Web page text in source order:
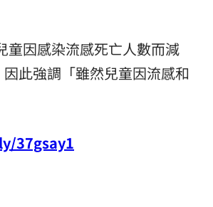
童因感染流感死亡人數而減
此強調「雖然兒童因流感和
37gsay1